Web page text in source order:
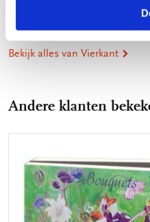
Bekijk alles van Vierkant
Andere klanten